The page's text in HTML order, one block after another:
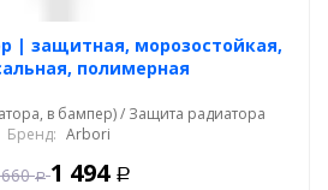
| защитная, морозостойкая,
полимерная
в бампер) / Защита радиатора
Бренд: Arbori
Р 1 494 Р